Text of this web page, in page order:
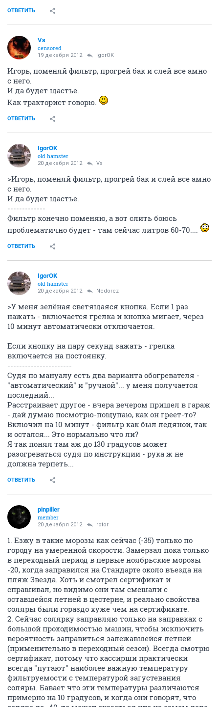
ОТВЕТИТЬ
Vs
censored
19 декабря 2012 IgorOK
Игорь, поменяй фильтр, прогрей бак и слей все амно
с него.
И да будет щастье.
Как тракторист говорю.
ОТВЕТИТЬ
IgorOK
old hamster
20 декабря 2012 Vs
>Игорь, поменяй фильтр, прогрей бак и слей все амно
с него.
И да будет щастье.
-------------
Фильтр конечно поменяю, а вот слить боюсь
проблематично будет - там сейчас литров 60-70....
ОТВЕТИТЬ
IgorOK
old hamster
20 декабря 2012 Nedorez
>У меня зелёная светящаяся кнопка. Если 1 раз
нажать - включается грелка и кнопка мигает, через
10 минут автоматически отключается.
Если кнопку на пару секунд зажать - грелка
включается на постоянку.
----------------------
Судя по мануалу есть два варианта обогревателя -
"автоматический" и "ручной"... у меня получается
последний...
Расстраивает другое - вчера вечером пришел в гараж
- дай думаю посмотрю-пощупаю, как он греет-то?
Включил на 10 минут - фильтр как был ледяной, так
и остался... Это нормально что ли?
Я так понял там аж до 130 градусов может
разогреваться судя по инструкции - рука ж не
должна терпеть...
ОТВЕТИТЬ
pinpiller
member
20 декабря 2012 rotor
1. Езжу в такие морозы как сейчас (-35) только по
городу на умеренной скорости. Замерзал пока только
в переходный период в первые ноябрьские морозы
-20, когда заправился на Стандарте около въезда на
пляж Звезда. Хоть и смотрел сертификат и
спрашивал, но видимо они там смешали с
оставшейся летней в цестерне, и реально свойства
соляры были гораздо хуже чем на сертификате.
2. Сейчас солярку заправляю только на заправках с
большой проходимостью машин, чтобы исключить
вероятность заправиться залежавшейся летней
(применительно в переходный сезон). Всегда смотрю
сертификат, потому что кассирши практически
всегда "путают" наиболее важную температуру
фильтруемости с температурой загустевания
соляры. Бавает что эти температуры различаются
примерно на 10 градусов, и когда они говорят, что